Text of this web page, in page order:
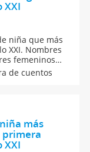
XXI
niña que más
XXI. Nombres
femeninos
del siglo
entre
de cuentos
más
primera
XXI